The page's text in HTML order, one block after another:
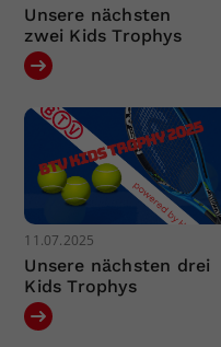
Unsere nächsten
zwei Kids Trophys
11.07.2025
Unsere nächsten drei
Kids Trophys